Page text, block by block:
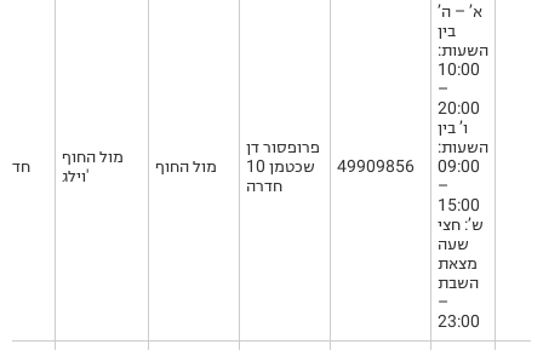
מול החוף
וילג'
מול החוף
פרופסור דן
שכטמן 10
חדרה
49909856
א’ – ה’
בין
השעות:
10:00
–
20:00
ו’ בין
השעות:
09:00
–
15:00
ש’: חצי
שעה
מצאת
השבת
–
23:00